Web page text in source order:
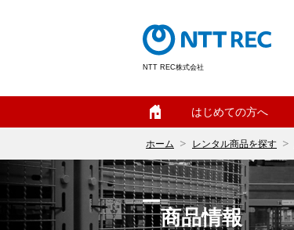
NTT REC株式会社
はじめての方へ
ホーム レンタル商品を探す
商品情報